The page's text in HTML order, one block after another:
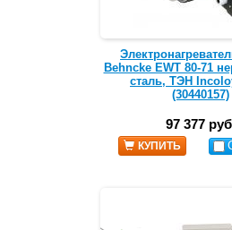
Behncke EWT 80-71
сталь, ТЭН
(30440157)
97 377
КУПИТЬ